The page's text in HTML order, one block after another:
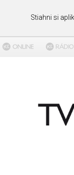
Stiahni si